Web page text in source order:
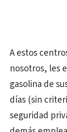
A estos
nosotros, les
gasolina de
días (sin
seguridad